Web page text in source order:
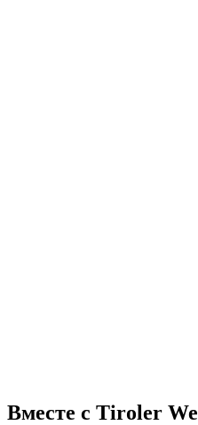
Вместе с Tiroler